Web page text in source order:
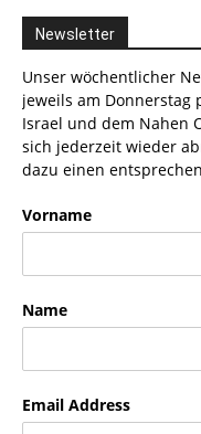
Newsletter
Unser wöchentlicher
jeweils am Donnerstag
Israel und dem Nahen
sich jederzeit wieder
dazu einen
Vorname
Name
Email Address